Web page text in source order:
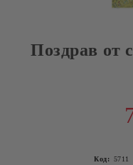
Поздрав от
Код: 5711